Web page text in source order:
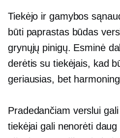
Tiekėjo ir gamybos
būti paprastas būdas
grynųjų pinigų. Esminė
derėtis su tiekėjais, kad
geriausias, bet
Pradedančiam verslui
tiekėjai gali nenorėti